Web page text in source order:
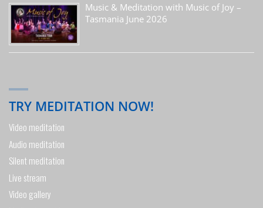
Music & Meditation with Music of Joy –
Tasmania June 2026
TRY MEDITATION NOW!
Video meditation
Audio meditation
Silent meditation
Live stream
Video gallery